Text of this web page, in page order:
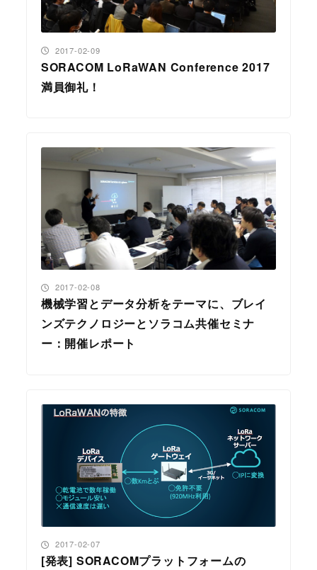
SORACOM LoRaWAN Conference 2017
満員御礼！
投稿日
2017-02-09
機械学習とデータ分析をテーマに、ブレイ
ンズテクノロジーとソラコム共催セミナ
ー：開催レポート
投稿日
2017-02-08
[発表] SORACOMプラットフォームの
投稿日
2017-02-07